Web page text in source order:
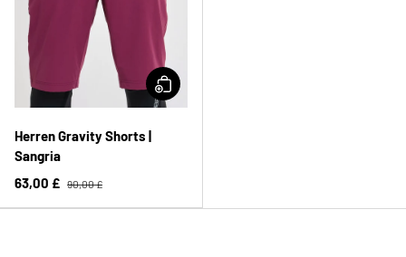
Herren Gravity Shorts |
Sangria
63,00 £ 90,00 £